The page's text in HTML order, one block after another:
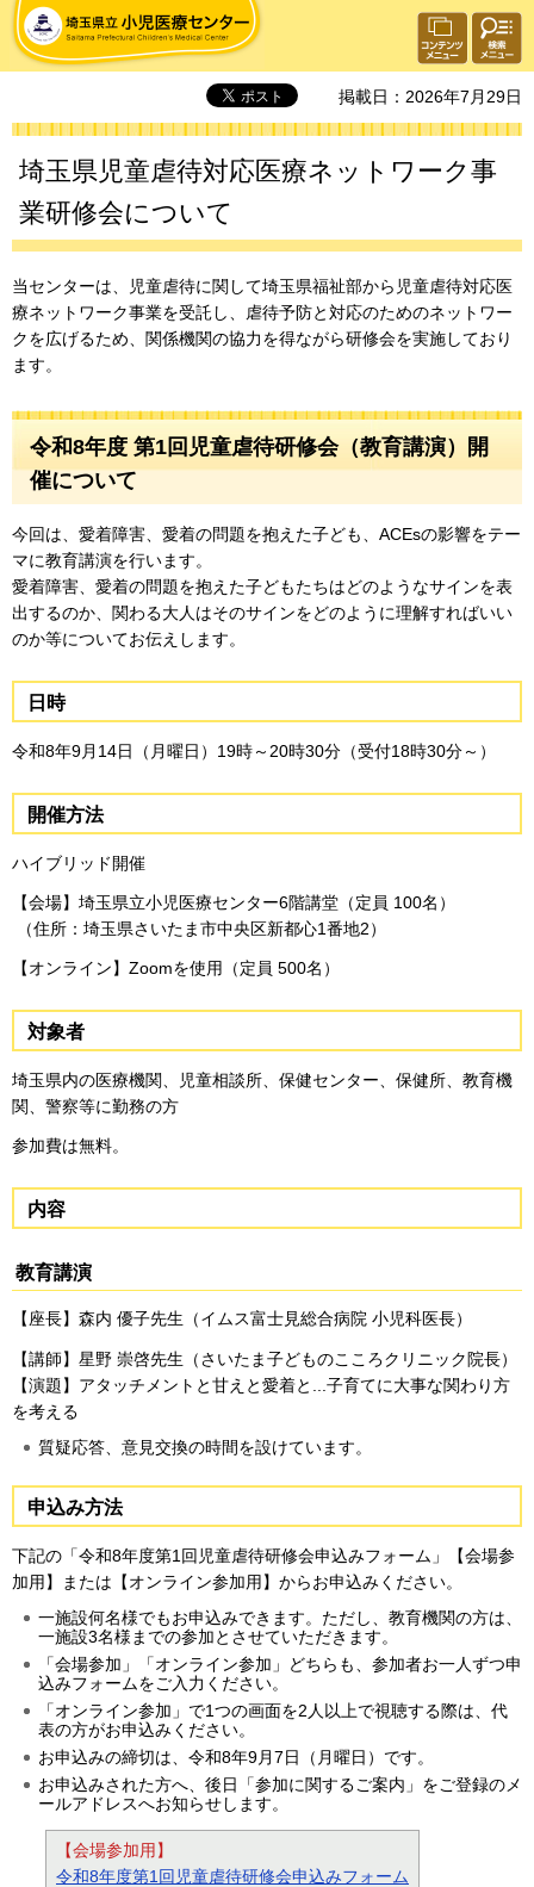
埼玉県立 小児医療センター
コンテ
ンツメ
ニュー
検索・
共通メ
ニュー
掲載日：2026年7月29日
埼玉県児童虐待対応医療ネットワーク事
業研修会について
当センターは、児童虐待に関して埼玉県福祉部から児童虐待対応医
療ネットワーク事業を受託し、虐待予防と対応のためのネットワー
クを広げるため、関係機関の協力を得ながら研修会を実施しており
ます。
令和8年度 第1回児童虐待研修会（教育講演）開
催について
今回は、愛着障害、愛着の問題を抱えた子ども、ACEsの影響をテー
マに教育講演を行います。
愛着障害、愛着の問題を抱えた子どもたちはどのようなサインを表
出するのか、関わる大人はそのサインをどのように理解すればいい
のか等についてお伝えします。
日時
令和8年9月14日（月曜日）19時～20時30分（受付18時30分～）
開催方法
ハイブリッド開催
【会場】埼玉県立小児医療センター6階講堂（定員 100名）
（住所：埼玉県さいたま市中央区新都心1番地2）
【オンライン】Zoomを使用（定員 500名）
対象者
埼玉県内の医療機関、児童相談所、保健センター、保健所、教育機
関、警察等に勤務の方
参加費は無料。
内容
教育講演
【座長】森内 優子先生（イムス富士見総合病院 小児科医長）
【講師】星野 崇啓先生（さいたま子どものこころクリニック院長）
【演題】アタッチメントと甘えと愛着と...子育てに大事な関わり方
を考える
質疑応答、意見交換の時間を設けています。
申込み方法
下記の「令和8年度第1回児童虐待研修会申込みフォーム」【会場参
加用】または【オンライン参加用】からお申込みください。
一施設何名様でもお申込みできます。ただし、教育機関の方は、
一施設3名様までの参加とさせていただきます。
「会場参加」「オンライン参加」どちらも、参加者お一人ずつ申
込みフォームをご入力ください。
「オンライン参加」で1つの画面を2人以上で視聴する際は、代
表の方がお申込みください。
お申込みの締切は、令和8年9月7日（月曜日）です。
お申込みされた方へ、後日「参加に関するご案内」をご登録のメ
ールアドレスへお知らせします。
【会場参加用】
令和8年度第1回児童虐待研修会申込みフォーム